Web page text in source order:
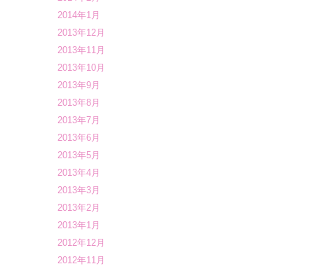
2014年1月
2013年12月
2013年11月
2013年10月
2013年9月
2013年8月
2013年7月
2013年6月
2013年5月
2013年4月
2013年3月
2013年2月
2013年1月
2012年12月
2012年11月